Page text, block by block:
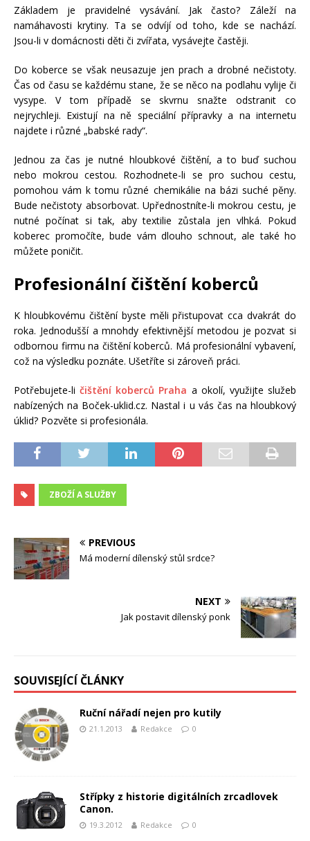
Základem je pravidelné vysávání. Jak často? Záleží na
namáhavosti krytiny. Ta se odvíjí od toho, kde se nachází.
Jsou-li v domácnosti děti či zvířata, vysávejte častěji.
Do koberce se však neusazuje jen prach a drobné nečistoty.
Čas od času se každému stane, že se něco na podlahu vylije či
vysype. V tom případě se skvrnu snažte odstranit co
nejrychleji. Existují na ně speciální přípravky a na internetu
najdete i různé „babské rady“.
Jednou za čas je nutné hloubkové čištění, a to buď suchou
nebo mokrou cestou. Rozhodnete-li se pro suchou cestu,
pomohou vám k tomu různé chemikálie na bázi suché pěny.
Bude nečistoty absorbovat. Upřednostníte-li mokrou cestu, je
nutné počínat si tak, aby textilie zůstala jen vlhká. Pokud
koberec promočíte, bude vám dlouho schnout, ale také ho
můžete poničit.
Profesionální čištění koberců
K hloubkovému čištění byste měli přistupovat cca dvakrát do
roka. Jednodušší a mnohdy efektivnější metodou je pozvat si
odbornou firmu na čištění koberců. Má profesionální vybavení,
což na výsledku poznáte. Ušetříte si zároveň práci.
Potřebujete-ličištění koberců Praha a okolí, využijte služeb
nabízených na Boček-uklid.cz. Nastal i u vás čas na hloubkový
úklid? Pozvěte si profesionála.
ZBOŽÍ A SLUŽBY
PREVIOUS
Má moderní dílenský stůl srdce?
NEXT
Jak postavit dílenský ponk
SOUVISEJÍCÍ ČLÁNKY
Ruční nářadí nejen pro kutily
21.1.2013 Redakce 0
Střípky z historie digitálních zrcadlovek
Canon.
19.3.2012 Redakce 0